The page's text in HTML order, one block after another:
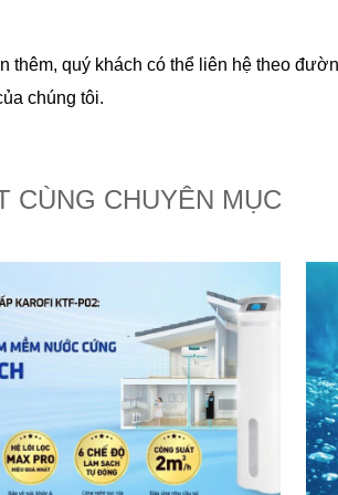
thêm, quý khách có thể liên hệ theo
chúng tôi.
CÙNG CHUYÊN MỤC